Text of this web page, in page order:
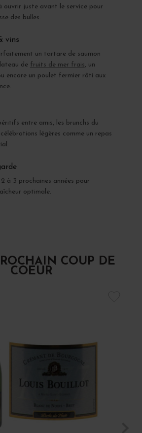
ouvrir juste avant le service pour
des bulles.
vins
un tartare de saumon
de fruits de mer frais, un
encore un poulet fermier rôti aux
entre amis, les brunchs du
légères comme un repas
à 3 prochaines années pour
optimale.
COUP DE
COEUR